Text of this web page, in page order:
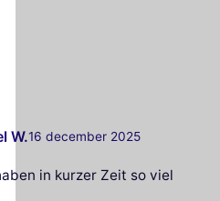
W.16 december 2025
in kurzer Zeit so viel